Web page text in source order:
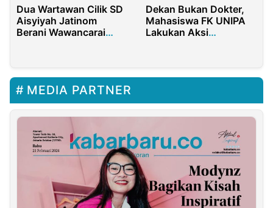
Dua Wartawan Cilik SD
Aisyiyah Jatinom
Berani Wawancarai
Dekan Bukan Dokter,
Mahasiswa FK UNIPA
Lakukan Aksi
MEDIA PARTNER